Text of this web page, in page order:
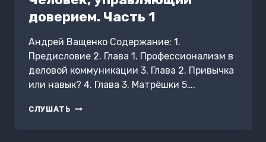
доверием. Часть 1
Андрей Ващенко Содержание: 1.
Предисловие 2. Глава 1. Профессионализм в
деловой коммуникации 3. Глава 2. Привычка
или навык? 4. Глава 3. Матрёшки 5….
СЛУШАТЬ ЧЕЛОВЕК,